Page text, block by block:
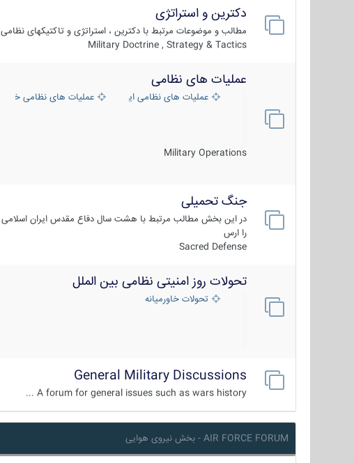
دکترین و استراتژی
مطالب و موضوعات مرتبط با دکترین ، استراتژی و تاکتیکهای نظامی
Military Doctrine , Strategy & Tactics
عملیات های نظامی
عملیات های نظامی ایران عملیات های نظامی خارجی
Military Operations
جنگ تحمیلی
در این بخش مطالب مرتبط با هشت سال دفاع مقدس ایران اسلامی
را ارس
Sacred Defense
تحولات روز امنیتی نظامی بین الملل
تحولات خاورمیانه
General Military Discussions
A forum for general issues such as wars history ...
AIR FORCE FORUM - بخش نیروی هوایی